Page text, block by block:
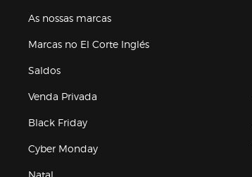
As nossas marcas
Marcas no El Corte Inglés
Saldos
Venda Privada
Black Friday
Cyber Monday
Natal